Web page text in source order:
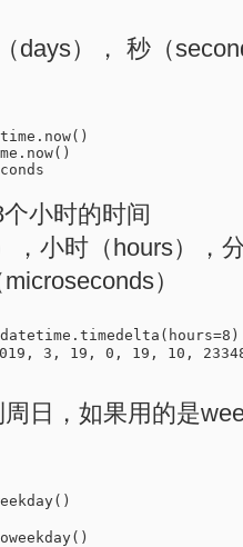
days）， 秒（
小时的时间
，小时（hours），
）
日，如果用的是